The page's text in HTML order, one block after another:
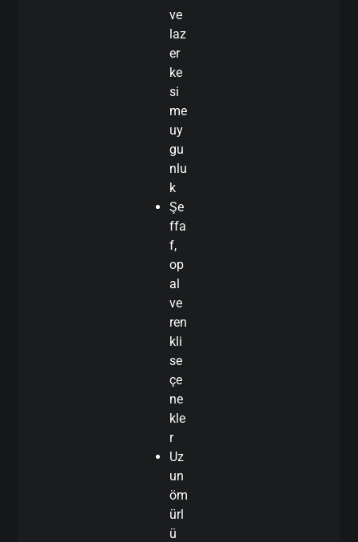
ve
laz
er
ke
si
me
uy
gu
nlu
k
Şe
ffa
f,
op
al
ve
ren
kli
se
çe
ne
kle
r
Uz
un
öm
ürl
ü